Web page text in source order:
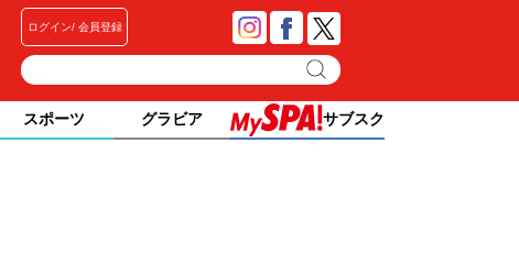
ログイン 会員登録
スポーツ グラビア サブスク